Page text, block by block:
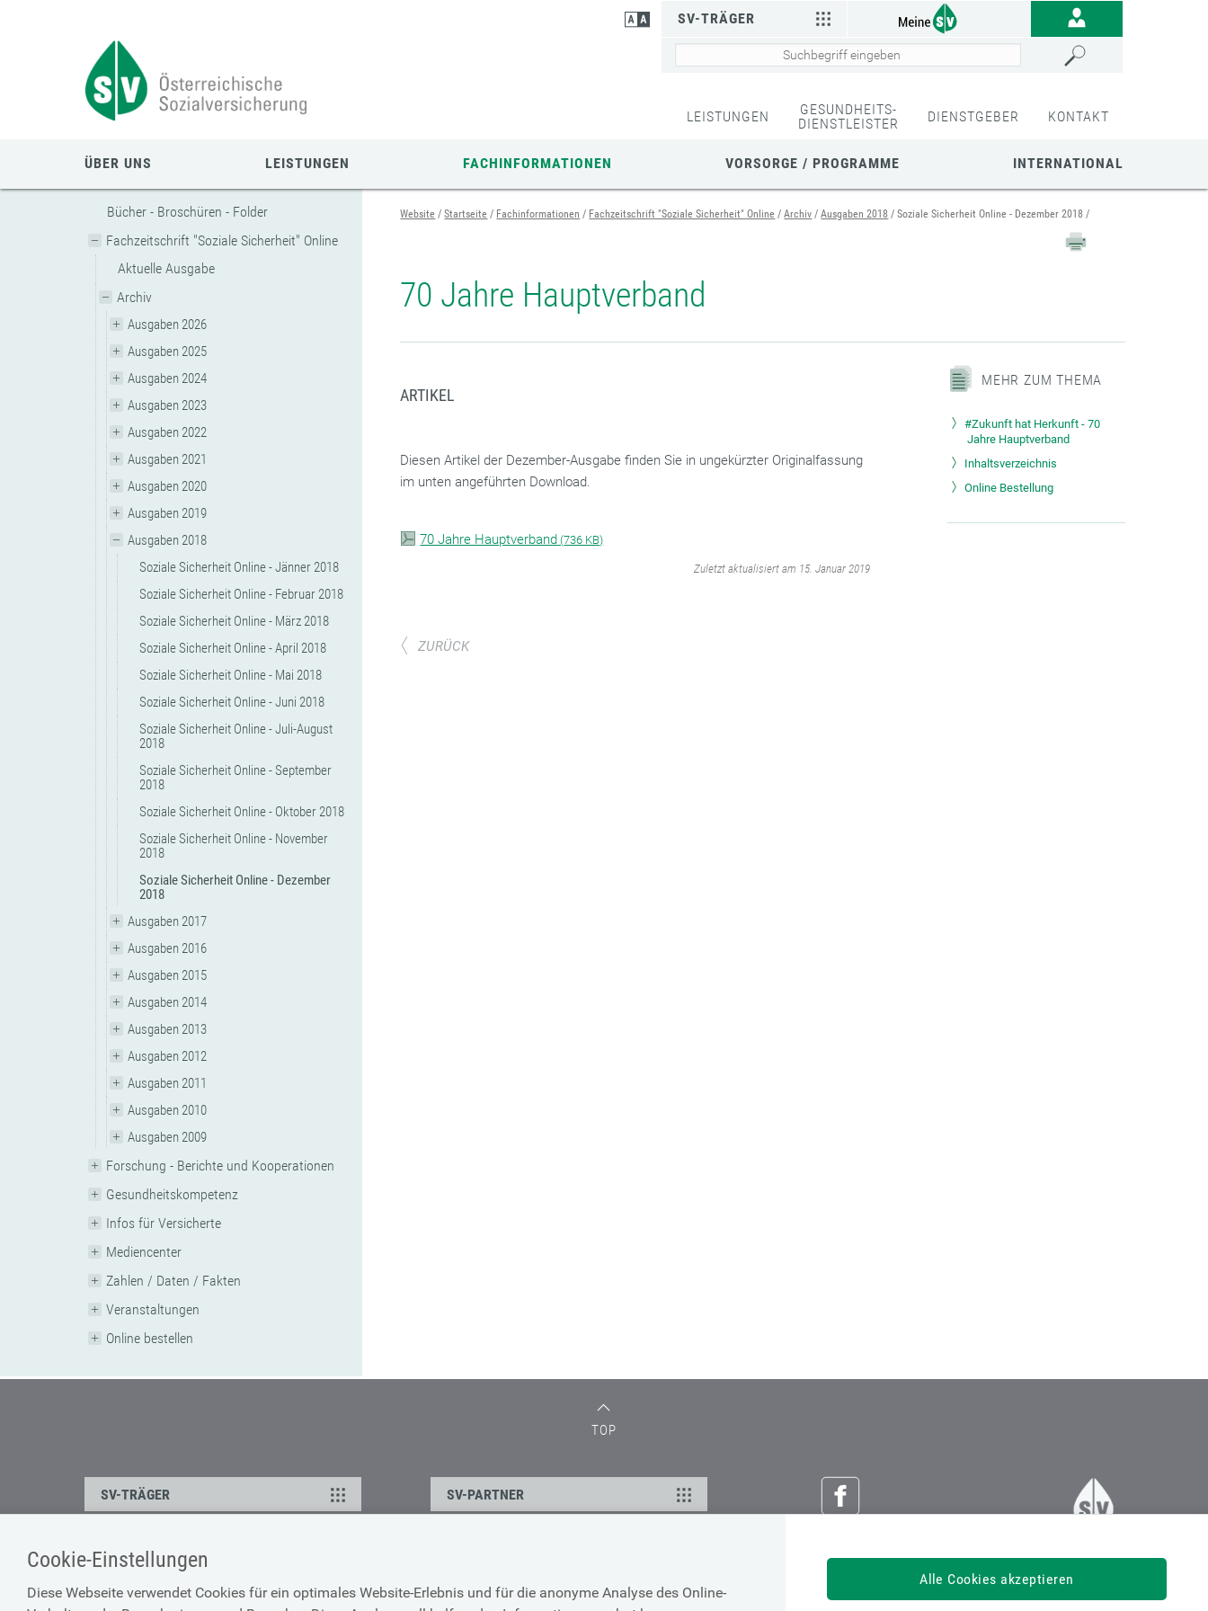
Cookie-Einstellungen
Diese Webseite verwendet Cookies für ein optimales Website-Erlebnis und für die anonyme Analyse des Online-
Alle Cookies akzeptieren
SV-TRÄGER
LEISTUNGEN
GESUNDHEITS-
DIENSTLEISTER
DIENSTGEBER KONTAKT
ÜBER UNS LEISTUNGEN FACHINFORMATIONEN VORSORGE / PROGRAMME INTERNATIONAL
Bücher - Broschüren - Folder
Fachzeitschrift "Soziale Sicherheit" Online
Aktuelle Ausgabe
Archiv
Ausgaben 2026
Ausgaben 2025
Ausgaben 2024
Ausgaben 2023
Ausgaben 2022
Ausgaben 2021
Ausgaben 2020
Ausgaben 2019
Ausgaben 2018
Soziale Sicherheit Online - Jänner 2018
Soziale Sicherheit Online - Februar 2018
Soziale Sicherheit Online - März 2018
Soziale Sicherheit Online - April 2018
Soziale Sicherheit Online - Mai 2018
Soziale Sicherheit Online - Juni 2018
Soziale Sicherheit Online - Juli-August
2018
Soziale Sicherheit Online - September
2018
Soziale Sicherheit Online - Oktober 2018
Soziale Sicherheit Online - November
2018
Soziale Sicherheit Online - Dezember
2018
Ausgaben 2017
Ausgaben 2016
Ausgaben 2015
Ausgaben 2014
Ausgaben 2013
Ausgaben 2012
Ausgaben 2011
Ausgaben 2010
Ausgaben 2009
Forschung - Berichte und Kooperationen
Gesundheitskompetenz
Infos für Versicherte
Mediencenter
Zahlen / Daten / Fakten
Veranstaltungen
Online bestellen
Website Startseite Fachinformationen Fachzeitschrift "Soziale Sicherheit" Online Archiv Ausgaben 2018 Soziale Sicherheit Online - Dezember 2018
70 Jahre Hauptverband
ARTIKEL
Diesen Artikel der Dezember-Ausgabe finden Sie in ungekürzter Originalfassung
im unten angeführten Download.
70 Jahre Hauptverband (736 KB)
‌Zuletzt aktualisiert am 15. Januar 2019
MEHR ZUM THEMA
#Zukunft hat Herkunft - 70
Jahre Hauptverband
Inhaltsverzeichnis
Online Bestellung
ZURÜCK
TOP
Österreichische Sozialversicherung
Dachverband der Sozialversicherungsträger
SV-TRÄGER SV-PARTNER
ÜBER UNS
Kontakt Barrierefreiheitserklärung Cookie-Erklärung